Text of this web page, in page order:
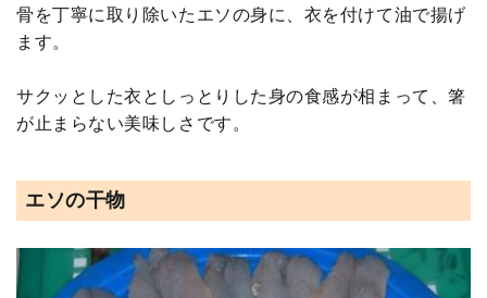
骨を丁寧に取り除いたエソの身に、衣を付けて油で揚げ
ます。
サクッとした衣としっとりした身の食感が相まって、箸
が止まらない美味しさです。
エソの干物